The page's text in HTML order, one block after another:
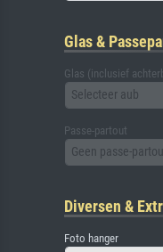
Glas &
Glas (inclusief
Selecteer aub
Passe-partout
Geen passe-
Diversen &
Foto hanger